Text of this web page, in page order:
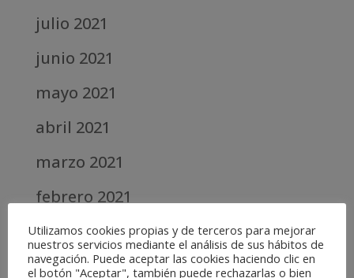
julio 2021
junio 2021
mayo 2021
abril 2021
marzo 2021
febrero 2021
diciembre 2020
abril 2020
Utilizamos cookies propias y de terceros para mejorar
nuestros servicios mediante el análisis de sus hábitos de
navegación. Puede aceptar las cookies haciendo clic en
el botón "Aceptar", también puede rechazarlas o bien